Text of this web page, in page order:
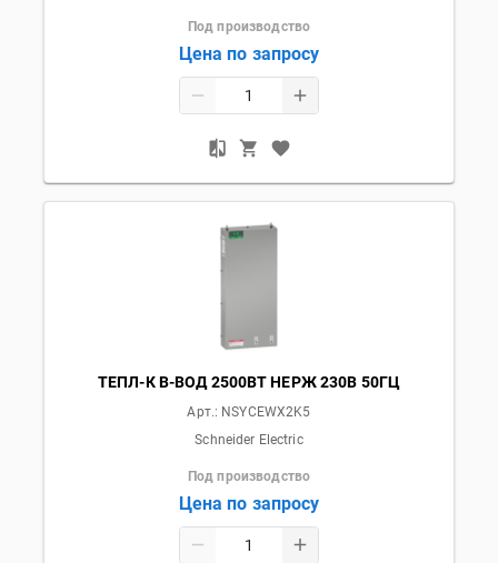
Под производство
Цена по запросу
ТЕПЛ-К В-ВОД 2500ВТ НЕРЖ 230В 50ГЦ
Арт.: NSYCEWX2K5
Schneider Electric
Под производство
Цена по запросу